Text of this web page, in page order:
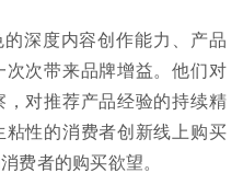
深度内容创作能力、产品
次带来品牌增益。他们对
对推荐产品经验的持续精
性的消费者创新线上购买
费者的购买欲望。